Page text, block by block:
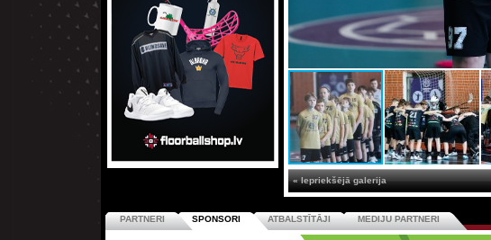
« Iepriekšējā galerija
PARTNERI SPONSORI ATBALSTĪTĀJI MEDIJU PARTNERI